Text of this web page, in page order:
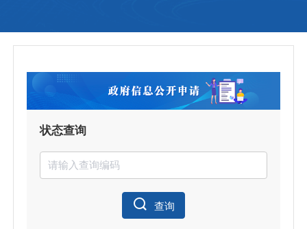
状态查询
查询